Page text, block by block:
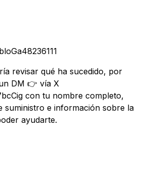
revisar qué ha sucedido, por
DM 👉 vía X
con tu nombre completo,
suministro e información sobre la
ayudarte.